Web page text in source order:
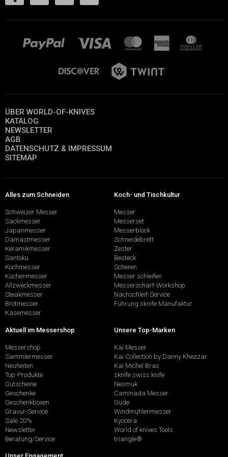
ÜBER WORLD-OF-KNIVES
KATALOG
NEWSLETTER
AGB
DATENSCHUTZ & IMPRESSUM
SITEMAP
Alles zum Schneiden
Schweizer Messer
Sackmesser
Japanmesser
Damastmesser
Keramikmesser
Santoku
Kochmesser
Küchenmesser
Allzweckmesser
Steakmesser
Brotmesser
Käsemesser
Koch- und Tischkultur
Messer
Messerset
Messerblock
Schneidebrett
Zester
Besteck
Scheren
Messer schleifen
Messerschärf-Workshop
Nachschleif-Service
Führung sknife Manufaktur
Aktuell im Messershop
Messershop
Sammlermesser
Neuheiten
Top-Produkte
Gutscheine
Geschenke
Geschenkboxen
Gravur-Service
Sale 20%
Newsletter
Beratung/Service
Unsere Top-Marken
Kai Messer
Kai Collection by Danny Khezzar
Kai Michel Bras
sknife swiss knife
Nesmuk
Caminada Messer
Güde
Windmühlenmesser
Kyocera
World of knives Tools
triangle®